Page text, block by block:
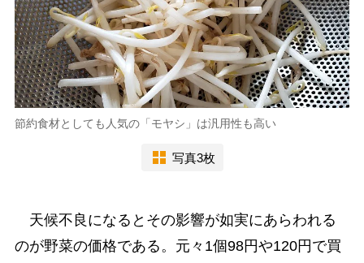
節約食材としても人気の「モヤシ」は汎用性も高い
写真3枚
天候不良になるとその影響が如実にあらわれる
のが野菜の価格である。元々1個98円や120円で買